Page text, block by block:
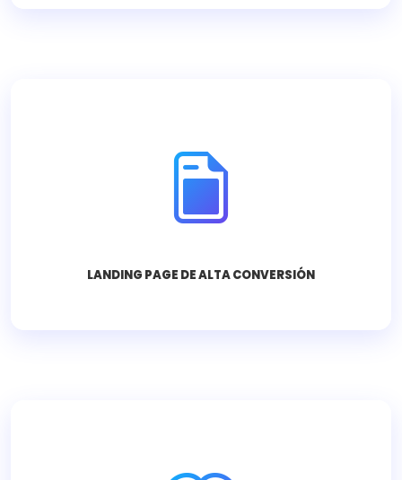
LANDING PAGE DE ALTA CONVERSIÓN
Estructura enfocada 100% en capturar leads y